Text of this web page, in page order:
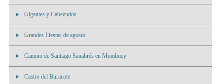
Gigantes y Cabezudos
Grandes Fiestas de agosto
Camino de Santiago Sanabrés en Mombuey
Castro del Buracote